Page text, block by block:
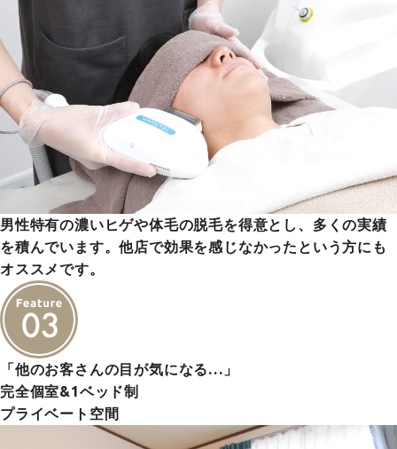
男性特有の濃いヒゲや体毛の脱毛を得意とし、多くの実績
を積んでいます。他店で効果を感じなかったという方にも
オススメです。
「他のお客さんの目が気になる…」
完全個室&1ベッド制
プライベート空間